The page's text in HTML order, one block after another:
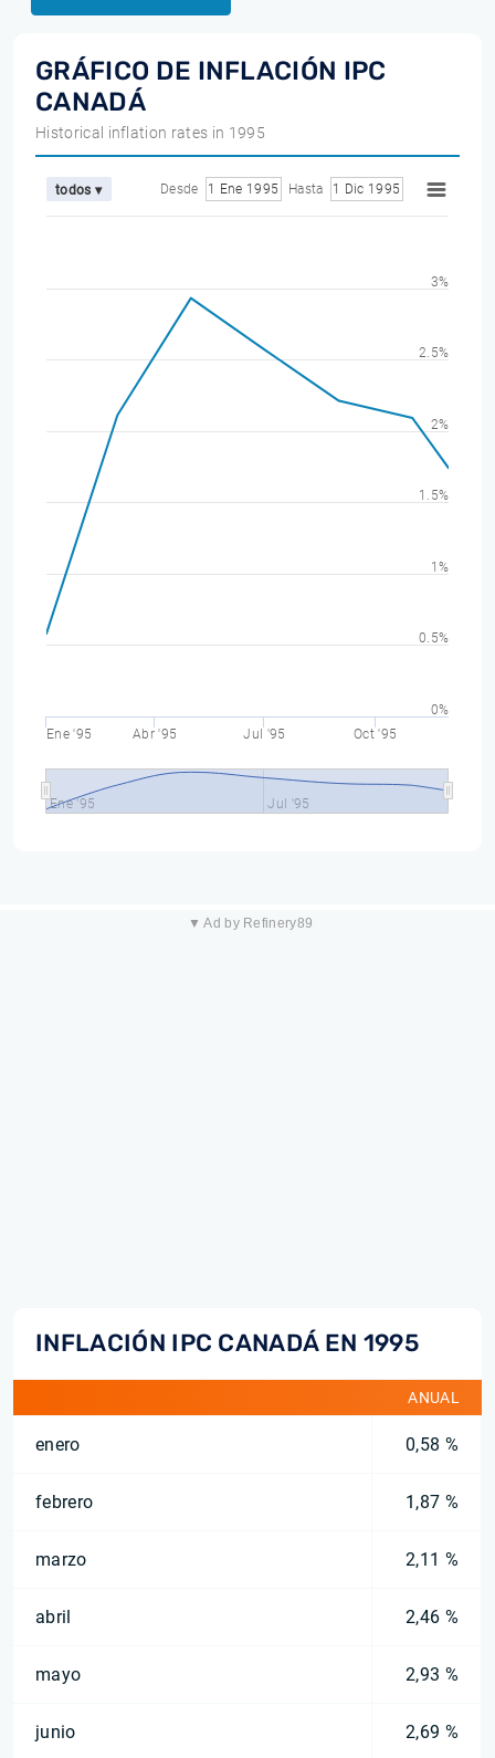
GRÁFICO DE INFLACIÓN IPC
CANADÁ
Historical inflation rates in 1995
todos ▾ Desde 1 Ene 1995 Hasta 1 Dic 1995
Ene '95 Abr '95 Jul '95 Oct '95
Ene '95 Jul '95
0%
0.5%
1%
1.5%
2%
2.5%
3%
▼ Ad by Refinery89
INFLACIÓN IPC CANADÁ EN 1995
ANUAL
enero 0,58 %
febrero 1,87 %
marzo 2,11 %
abril 2,46 %
mayo 2,93 %
junio 2,69 %